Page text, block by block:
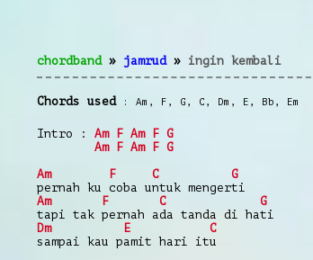
chordband» jamrud» ingin kembali
Chords used Am , F , G , C , Dm , E , Bb , Em
Intro : Am F Am F G
Am
F Am F G
Am
F C
G
pernah ku coba untuk mengerti
Am
F C
G
tapi tak pernah ada tanda di hati
Dm
E
C
sampai kau pamit hari itu